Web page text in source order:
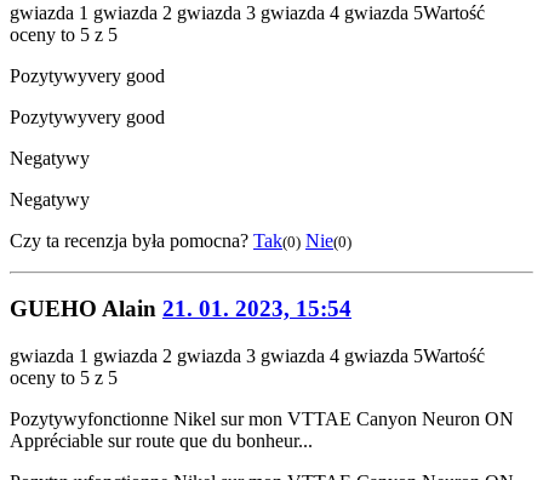
gwiazda 1 gwiazda 2 gwiazda 3 gwiazda 4 gwiazda 5Wartość
oceny to 5 z 5
Pozytywyvery good
Pozytywyvery good
Negatywy
Negatywy
Czy ta recenzja była pomocna? Tak(0) Nie(0)
GUEHO Alain 21. 01. 2023, 15:54
gwiazda 1 gwiazda 2 gwiazda 3 gwiazda 4 gwiazda 5Wartość
oceny to 5 z 5
Pozytywyfonctionne Nikel sur mon VTTAE Canyon Neuron ON
Appréciable sur route que du bonheur...